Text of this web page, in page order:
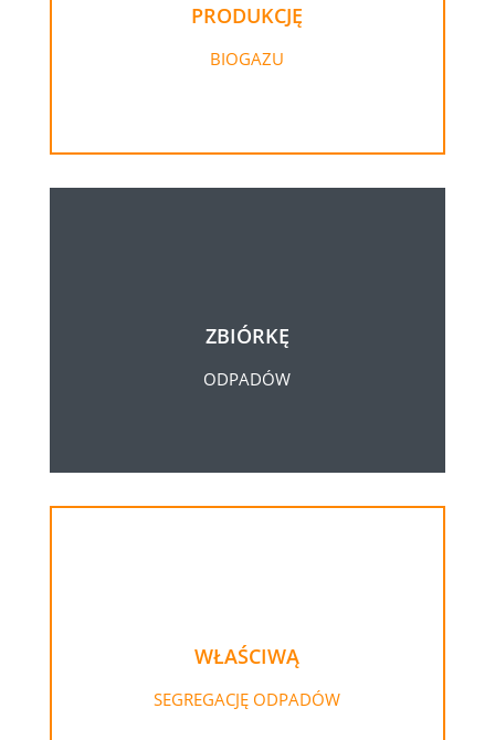
PRODUKCJĘ
BIOGAZU
ZBIÓRKĘ
ODPADÓW
WŁAŚCIWĄ
SEGREGACJĘ ODPADÓW